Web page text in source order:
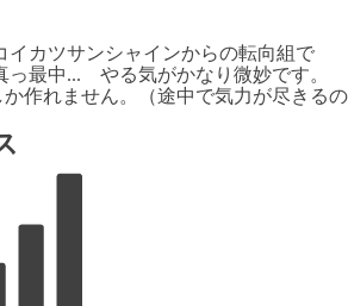
イカツサンシャインからの転向組で
っ最中... やる気がかなり微妙です。
作れません。（途中で気力が尽きるの